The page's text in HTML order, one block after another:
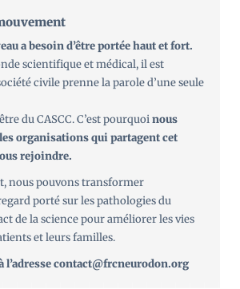
a besoin d’être portée haut et fort.
scientifique et médical, il est
civile prenne la parole d’une seule
du CASCC. C’est pourquoinous
organisations qui partagent cet
rejoindre.
nous pouvons transformer
porté sur les pathologies du
de la science pour améliorer les vies
et leurs familles.
l’adresse contact@frcneurodon.org